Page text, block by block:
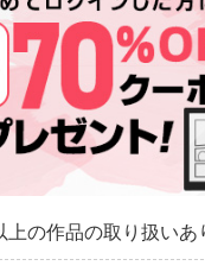
上の作品の取り扱いあ